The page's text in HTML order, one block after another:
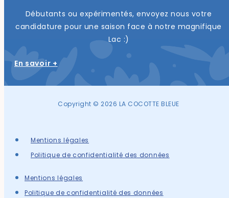
Débutants ou expérimentés, envoyez nous votre
candidature pour une saison face à notre magnifique
Lac :)
En savoir +
Copyright © 2026 LA COCOTTE BLEUE
Mentions légales
Politique de confidentialité des données
Mentions légales
Politique de confidentialité des données